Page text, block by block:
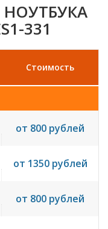
331
Стоимость
от 800 рублей
от 1350 рублей
от 800 рублей